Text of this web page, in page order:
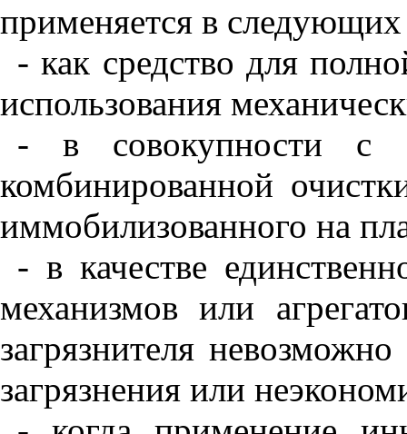
применяется в следующих
- как средство для
использования
- в совокупности с
комбинированной
иммобилизованного на
- в качестве
механизмов или
загрязнителя
загрязнения или